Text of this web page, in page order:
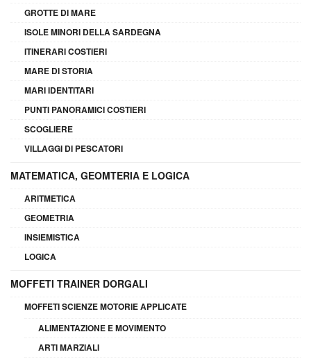
GROTTE DI MARE
ISOLE MINORI DELLA SARDEGNA
ITINERARI COSTIERI
MARE DI STORIA
MARI IDENTITARI
PUNTI PANORAMICI COSTIERI
SCOGLIERE
VILLAGGI DI PESCATORI
MATEMATICA, GEOMTERIA E LOGICA
ARITMETICA
GEOMETRIA
INSIEMISTICA
LOGICA
MOFFETI TRAINER DORGALI
MOFFETI SCIENZE MOTORIE APPLICATE
ALIMENTAZIONE E MOVIMENTO
ARTI MARZIALI